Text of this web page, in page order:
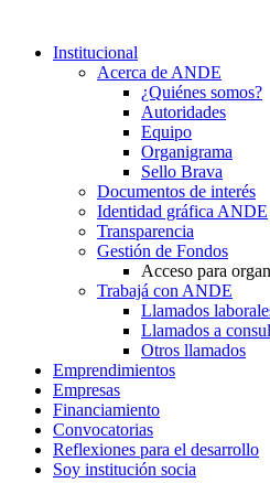
Institucional
Acerca de ANDE
¿Quiénes somos?
Autoridades
Equipo
Organigrama
Sello Brava
Documentos de interés
Identidad gráfica ANDE
Transparencia
Gestión de Fondos
Acceso para
Trabajá con ANDE
Llamados
Llamados a
Otros llamados
Emprendimientos
Empresas
Financiamiento
Convocatorias
Reflexiones para el desarrollo
Soy institución socia